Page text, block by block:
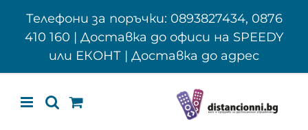
Телефони за поръчки: 0893827434, 0876
410 160 | Доставка до офиси на SPEEDY
или ЕКОНТ | Доставка до адрес